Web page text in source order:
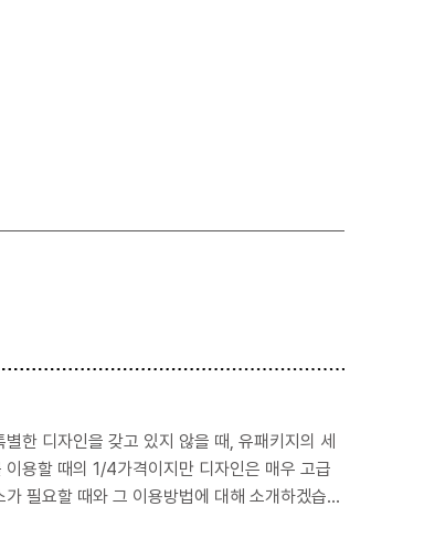
한 디자인을 갖고 있지 않을 때, 유패키지의 세
필요할 때와 그 이용방법에 대해 소개하겠습니